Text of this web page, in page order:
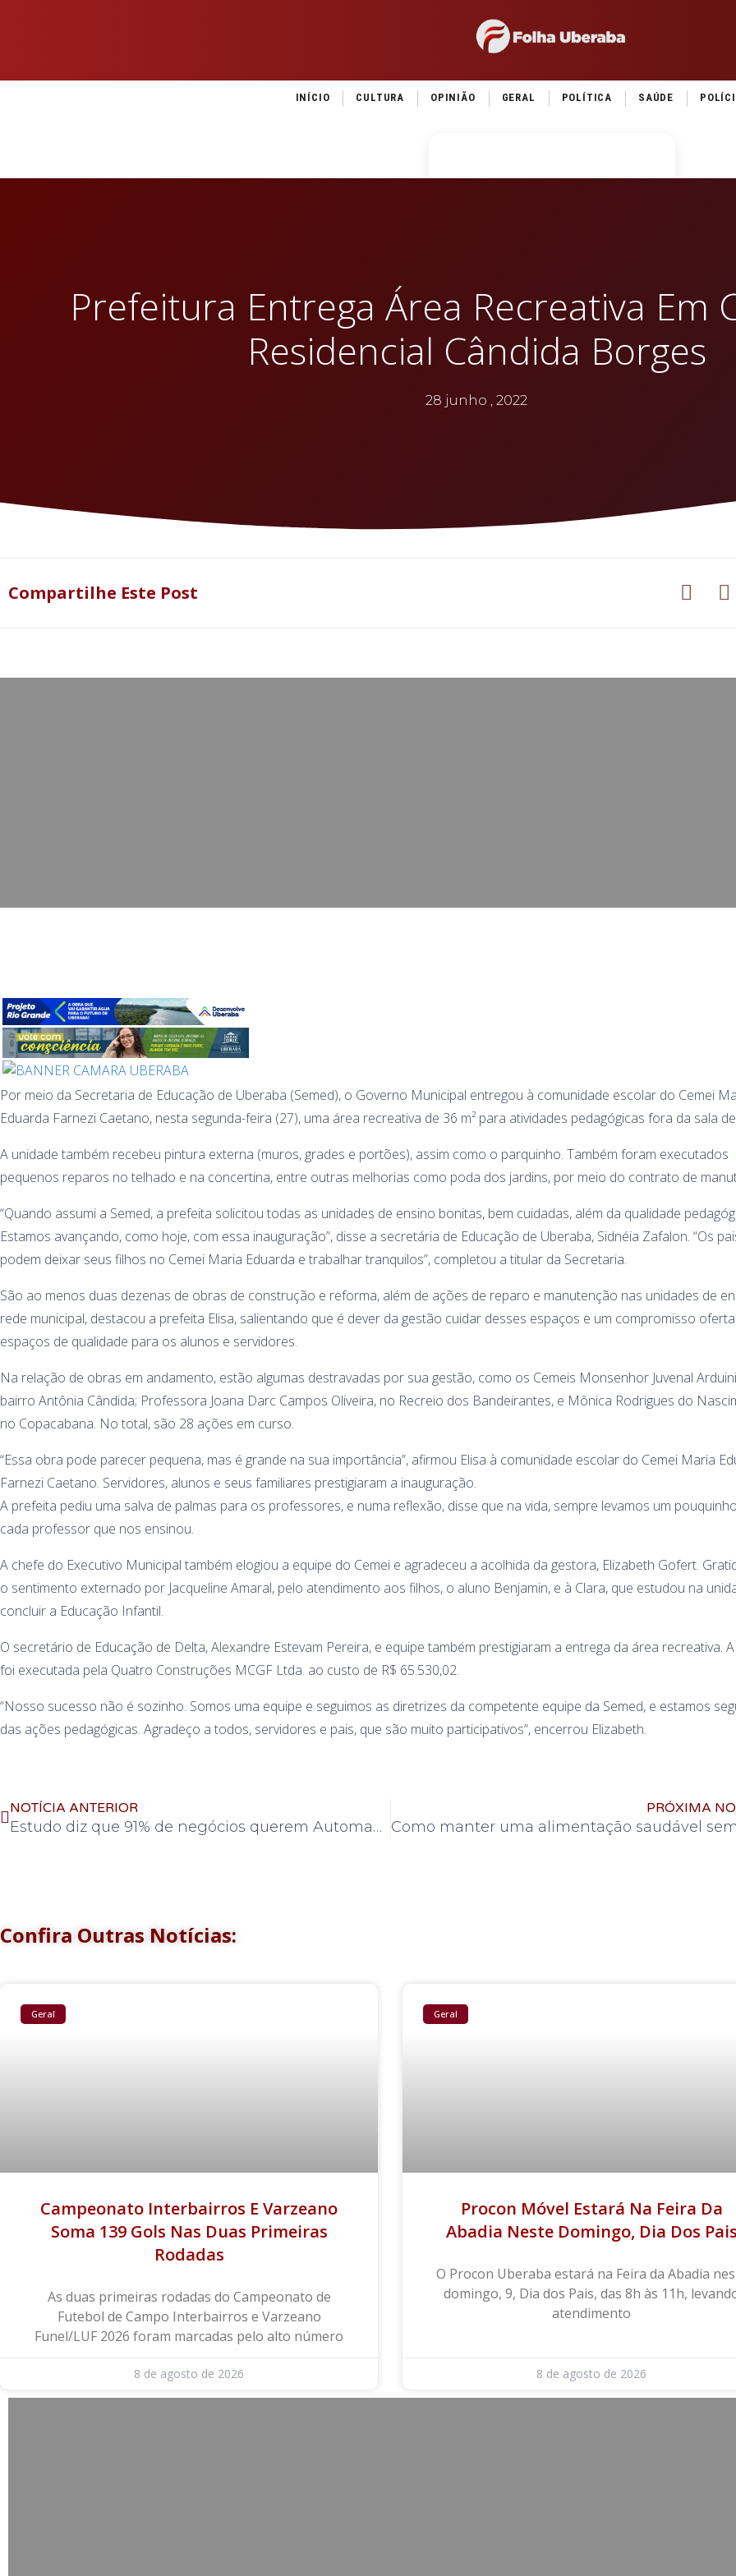
INÍCIO CULTURA OPINIÃO GERAL POLÍTICA SAÚDE
Prefeitura Entrega Área Recreativa Em
Residencial Cândida Borges
28 junho , 2022
Compartilhe Este Post
Por meio da Secretaria de Educação de Uberaba (Semed), o Governo Municipal entregou à comunidade escolar do Cemei
Eduarda Farnezi Caetano, nesta segunda-feira (27), uma área recreativa de 36 m² para atividades pedagógicas fora da sala
A unidade também recebeu pintura externa (muros, grades e portões), assim como o parquinho. Também foram executados
pequenos reparos no telhado e na concertina, entre outras melhorias como poda dos jardins, por meio do contrato de
“Quando assumi a Semed, a prefeita solicitou todas as unidades de ensino bonitas, bem cuidadas, além da qualidade
Estamos avançando, como hoje, com essa inauguração”, disse a secretária de Educação de Uberaba, Sidnéia Zafalon. “Os
podem deixar seus filhos no Cemei Maria Eduarda e trabalhar tranquilos”, completou a titular da Secretaria.
São ao menos duas dezenas de obras de construção e reforma, além de ações de reparo e manutenção nas unidades de
rede municipal, destacou a prefeita Elisa, salientando que é dever da gestão cuidar desses espaços e um compromisso
espaços de qualidade para os alunos e servidores.
Na relação de obras em andamento, estão algumas destravadas por sua gestão, como os Cemeis Monsenhor Juvenal
bairro Antônia Cândida; Professora Joana Darc Campos Oliveira, no Recreio dos Bandeirantes, e Mônica Rodrigues do
no Copacabana. No total, são 28 ações em curso.
“Essa obra pode parecer pequena, mas é grande na sua importância”, afirmou Elisa à comunidade escolar do Cemei Maria
Farnezi Caetano. Servidores, alunos e seus familiares prestigiaram a inauguração.
A prefeita pediu uma salva de palmas para os professores, e numa reflexão, disse que na vida, sempre levamos um
cada professor que nos ensinou.
A chefe do Executivo Municipal também elogiou a equipe do Cemei e agradeceu a acolhida da gestora, Elizabeth Gofert.
o sentimento externado por Jacqueline Amaral, pelo atendimento aos filhos, o aluno Benjamin, e à Clara, que estudou na
concluir a Educação Infantil.
O secretário de Educação de Delta, Alexandre Estevam Pereira, e equipe também prestigiaram a entrega da área recreativa.
foi executada pela Quatro Construções MCGF Ltda. ao custo de R$ 65.530,02.
“Nosso sucesso não é sozinho. Somos uma equipe e seguimos as diretrizes da competente equipe da Semed, e estamos
das ações pedagógicas. Agradeço a todos, servidores e pais, que são muito participativos”, encerrou Elizabeth.
NOTÍCIA ANTERIOR
Estudo diz que 91% de negócios querem Automação de Processos
PRÓXIMA
Confira Outras Notícias:
Geral
Campeonato Interbairros E Varzeano
Soma 139 Gols Nas Duas Primeiras
Rodadas
As duas primeiras rodadas do Campeonato de
Futebol de Campo Interbairros e Varzeano
Funel/LUF 2026 foram marcadas pelo alto número
8 de agosto de 2026
Geral
Procon Móvel Estará Na Feira Da
Abadia Neste Domingo, Dia Dos
O Procon Uberaba estará na Feira da Abadia
domingo, 9, Dia dos Pais, das 8h às 11h,
atendimento
8 de agosto de 2026